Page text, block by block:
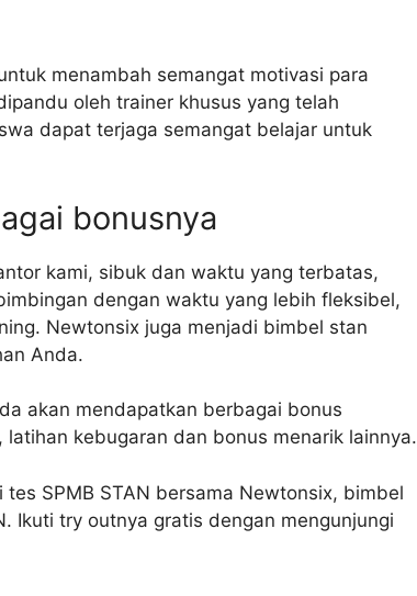
menambah semangat motivasi para
oleh trainer khusus yang telah
dapat terjaga semangat belajar untuk
bonusnya
kami, sibuk dan waktu yang terbatas,
dengan waktu yang lebih fleksibel,
Newtonsix juga menjadi bimbel stan
Anda.
akan mendapatkan berbagai bonus
kebugaran dan bonus menarik lainnya.
SPMB STAN bersama Newtonsix, bimbel
Ikuti try outnya gratis dengan mengunjungi